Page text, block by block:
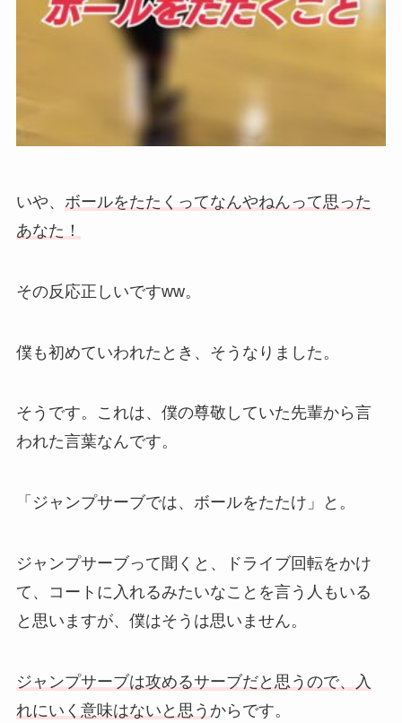
いや、 ボールをたたくってなんやねんって思った
あなた！
その反応正しいですww。
僕も初めていわれたとき、そうなりました。
そうです。これは、僕の尊敬していた先輩から言
われた言葉なんです。
「ジャンプサーブでは、ボールをたたけ」と。
ジャンプサーブって聞くと、ドライブ回転をかけ
て、コートに入れるみたいなことを言う人もいる
と思いますが、僕はそうは思いません。
ジャンプサーブは攻めるサーブだと思うので、入
れにいく意味はないと思う からです。